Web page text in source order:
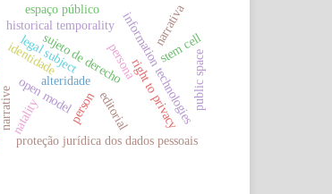
editorial
open modelperson
legal subject
historical temporality
persona
sujeto de derechoinformation technologies
right to privacy
proteção jurídica dos dados pessoais
stem cell
narrative public space
natality
narrativa
espaço público
alteridade
identidade